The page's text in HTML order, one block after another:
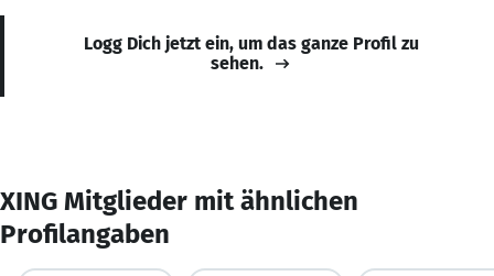
Logg Dich jetzt ein, um das ganze Profil zu
sehen.
XING Mitglieder mit ähnlichen
Profilangaben